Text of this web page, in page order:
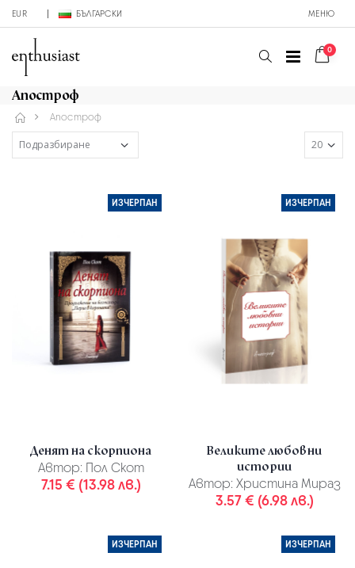
EUR БЪЛГАРСКИ МЕНЮ
0
Апостроф
Апостроф
ИЗЧЕРПАН
Денят на скорпиона
Автор: Пол Скот
7.15 € (13.98 лв.)
ИЗЧЕРПАН
Великите любовни
истории
Автор: Христина Мираз
3.57 € (6.98 лв.)
ИЗЧЕРПАН ИЗЧЕРПАН